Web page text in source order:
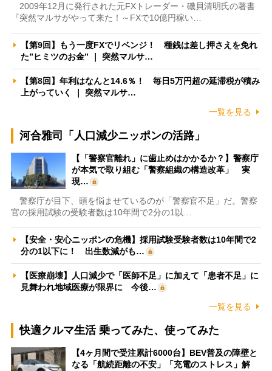
2009年12月に発行された元FXトレーダー・磯貝清明氏の著書
『突然マルサがやって来た！～FXで10億円稼い…
【第9回】もう一度FXでリベンジ！ 種銭は差し押さえを免れ
た”ヒミツのお金” ｜ 突然マルサ…
【第8回】年利はなんと14.6％！ 毎日5万円超の延滞税が積み
上がっていく ｜ 突然マルサ…
一覧を見る
河合雅司「人口減少ニッポンの活路」
【「警察官離れ」に歯止めはかかるか？】警察庁
が本気で取り組む「警察組織の構造改革」 実
現…
警察庁が目下、頭を悩ませているのが「警察官不足」だ。警察
官の採用試験の受験者数は10年間で2分の1以…
【安全・安心ニッポンの危機】採用試験受験者数は10年間で2
分の1以下に！ 出生数減がも…
【医療崩壊】人口減少で「医師不足」に加えて「患者不足」に
見舞われ地域医療が限界に 今後…
一覧を見る
快適クルマ生活 乗ってみた、使ってみた
【4ヶ月間で受注累計6000台】BEV普及の障壁と
なる「航続距離の不安」「充電のストレス」解